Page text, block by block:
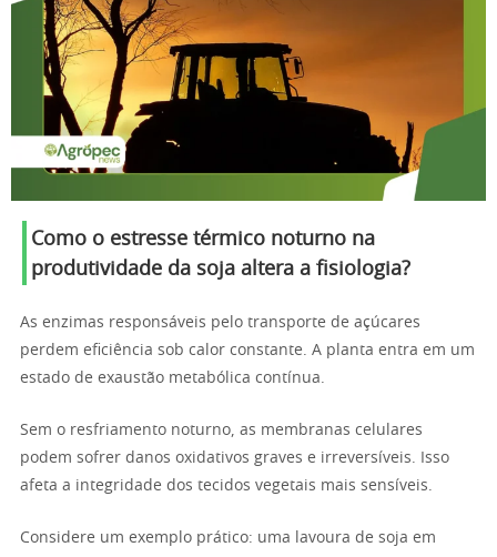
Como o estresse térmico noturno na
produtividade da soja altera a fisiologia?
As enzimas responsáveis pelo transporte de açúcares
perdem eficiência sob calor constante. A planta entra em um
estado de exaustão metabólica contínua.
Sem o resfriamento noturno, as membranas celulares
podem sofrer danos oxidativos graves e irreversíveis. Isso
afeta a integridade dos tecidos vegetais mais sensíveis.
Considere um exemplo prático: uma lavoura de soja em